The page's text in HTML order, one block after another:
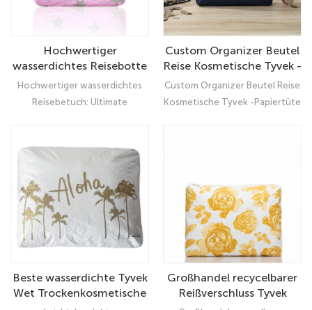
Hochwertiger
wasserdichtes Reisebotte
Kosmetik Organizer Tyvek
Make -up -Tasche mit
Hochwertiger wasserdichtes
Reisebetuch: Ultimate
Custom Organizer Beutel
Reise Kosmetische Tyvek -
Papiertüte mit
Reißverschluss
Custom Organizer Beutel Reise
Kosmetische Tyvek -Papiertüte
Beste wasserdichte Tyvek
Wet Trockenkosmetische
Großhandel recycelbarer
Reißverschluss Tyvek